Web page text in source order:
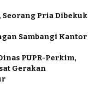
Seorang Pria Dibekuk
Sambangi Kantor
PUPR-Perkim,
Gerakan